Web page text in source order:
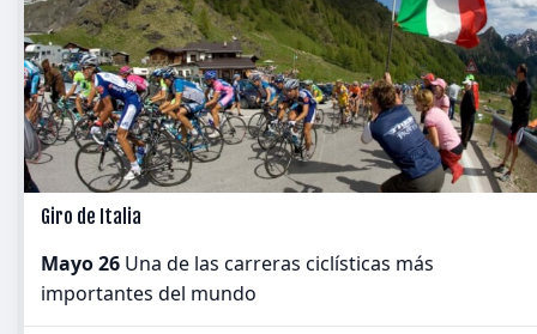
Giro de Italia
Mayo 26 Una de las carreras ciclísticas más
importantes del mundo